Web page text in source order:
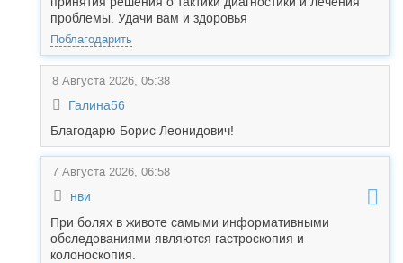
проблемы. Удачи вам и здоровья
Поблагодарить
8 Августа 2026, 05:38
Галина56
Благодарю Борис Леонидович!
7 Августа 2026, 06:58
нви
При болях в животе самыми информативными
обследованиями являются гастроскопия и
колоноскопия.